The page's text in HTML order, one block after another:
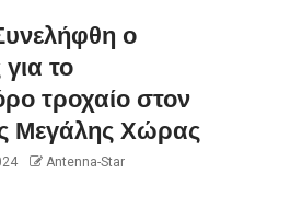
ο
το
τροχαίο στον
Μεγάλης Χώρας
Antenna-Star